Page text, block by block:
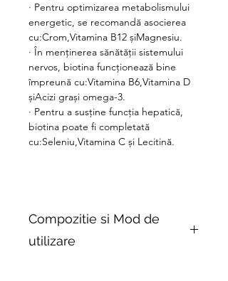
· Pentru optimizarea metabolismului
energetic, se recomandă asocierea
cu:Crom,Vitamina B12 șiMagnesiu.
· În menținerea sănătății sistemului
nervos, biotina funcționează bine
împreună cu:Vitamina B6,Vitamina D
șiAcizi grași omega-3.
· Pentru a susține funcția hepatică,
biotina poate fi completată
cu:Seleniu,Vitamina C și Lecitină.
Compozitie si Mod de
utilizare